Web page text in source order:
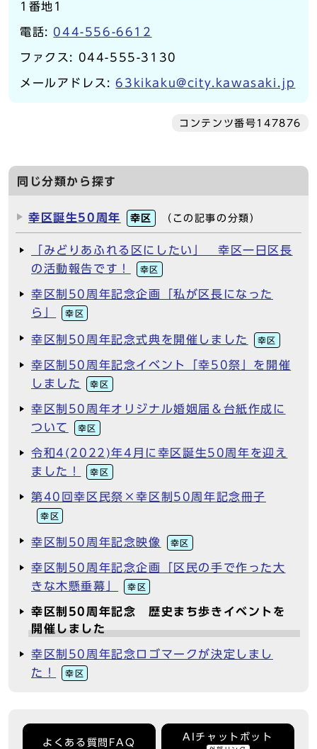
1番地1
電話: 044-556-6612
ファクス: 044-555-3130
メールアドレス:63kikaku@city.kawasaki.jp
コンテンツ番号147876
同じ分類から探す
幸区誕生50周年 幸区 （この記事の分類）
「みどりあふれる区にしたい」 幸区一日区長
の活動報告です！
幸区
幸区制50周年記念企画「私が区長になった
ら」
幸区
幸区制50周年記念式典を開催しました 幸区
幸区制50周年記念イベント「幸50祭」を開催
しました
幸区
幸区制50周年オリジナル婚姻届＆台紙作成に
ついて
幸区
令和4(2022)年4月に幸区誕生50周年を迎え
ました！
幸区
第40回幸区民祭×幸区制50周年記念冊子
幸区
幸区制50周年記念映像 幸区
幸区制50周年記念企画「区民の手で作った大
きな木懸垂幕」
幸区
幸区制50周年記念 歴史まち歩きイベントを
開催しました
幸区制50周年記念ロゴマークが決定しまし
た！
幸区
よくある質問FAQ
AIチャットボット